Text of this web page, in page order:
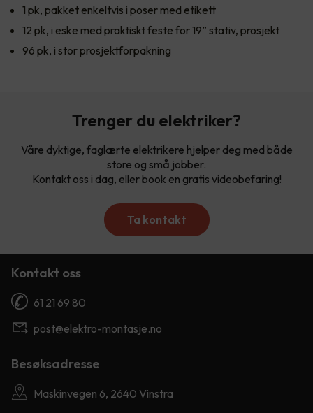
1 pk, pakket enkeltvis i poser med etikett
12 pk, i eske med praktiskt feste for 19” stativ, prosjekt
96 pk, i stor prosjektforpakning
Trenger du elektriker?
Våre dyktige, faglærte elektrikere hjelper deg med både
store og små jobber.
Kontakt oss i dag, eller book en gratis videobefaring!
Ta kontakt
Kontakt oss
61 21 69 80
post@elektro-montasje.no
Besøksadresse
Maskinvegen 6, 2640 Vinstra